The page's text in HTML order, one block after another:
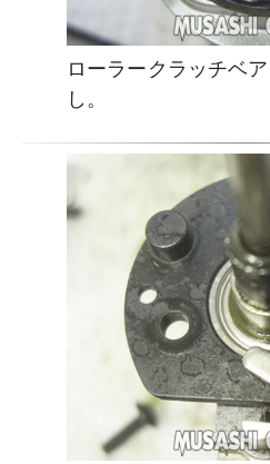
ローラークラッチベ
し。